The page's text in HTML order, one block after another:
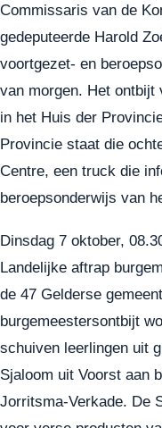
Commissaris van de
gedeputeerde Harold
voortgezet- en
van morgen. Het ontbijt
in het Huis der
Provincie staat die
Centre, een truck die
beroepsonderwijs van
Dinsdag 7 oktober,
Landelijke aftrap
de 47 Gelderse
burgemeestersontbijt
schuiven leerlingen uit
Sjaloom uit Voorst aan
Jorritsma-Verkade. De